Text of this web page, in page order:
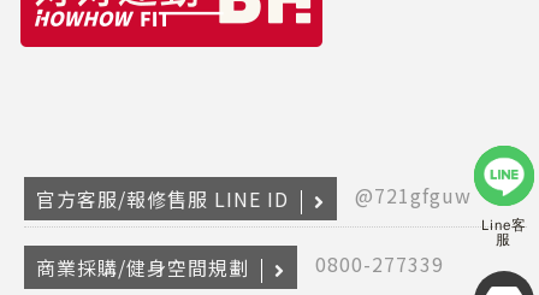
Line客
服
官方客服/報修售服 LINE ID @721gfguw
商業採購/健身空間規劃 0800-277339